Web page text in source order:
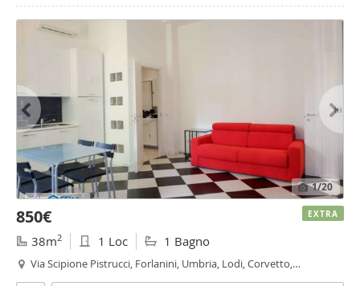
1/20
850€
38m2 1 Loc 1 Bagno
Via Scipione Pistrucci, Forlanini, Umbria, Lodi, Corvetto,
EXTRA